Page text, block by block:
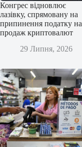
Конгрес відновлює
лазівку, спрямовану на
припинення податку на
продаж криптовалют
29 Липня, 2026